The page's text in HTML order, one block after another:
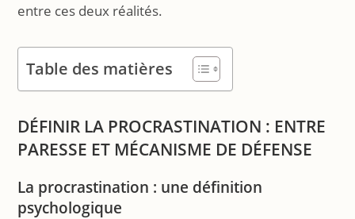
entre ces deux réalités.
Table des matières
DÉFINIR LA PROCRASTINATION : ENTRE
PARESSE ET MÉCANISME DE DÉFENSE
La procrastination : une définition
psychologique